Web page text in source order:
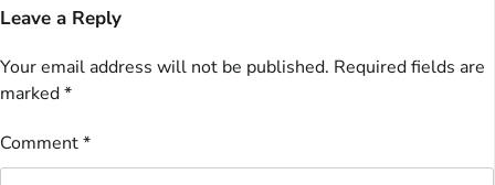
Leave a Reply
Your email address will not be published. Required fields are
marked*
Comment*